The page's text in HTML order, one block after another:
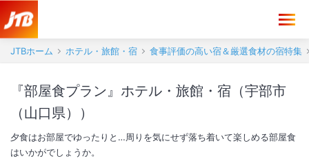
JTBホーム ホテル・旅館・宿 食事評価の高い宿＆厳選食材の宿特集
『部屋食プラン』ホテル・旅館・宿（宇部市
（山口県））
夕食はお部屋でゆったりと…周りを気にせず落ち着いて楽しめる部屋食
はいかがでしょうか。